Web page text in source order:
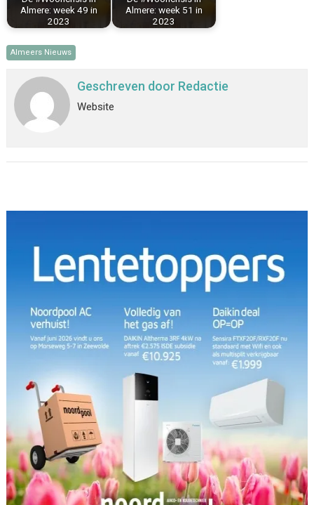
Almere: week 49 in
2023
Almere: week 51 in
2023
Almeers Nieuws
Geschreven door Redactie
Website